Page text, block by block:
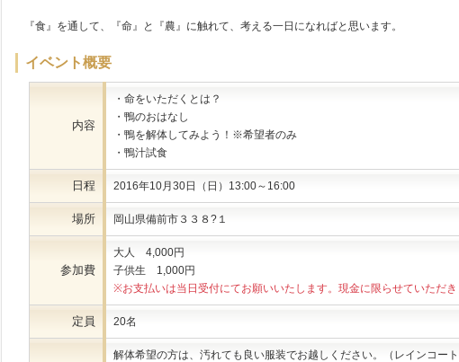
『食』を通して、『命』と『農』に触れて、考える一日になればと思います。
イベント概要
内容
・命をいただくとは？
・鴨のおはなし
・鴨を解体してみよう！※希望者のみ
・鴨汁試食
日程 2016年10月30日（日）13:00～16:00
場所 岡山県備前市３３８?１
参加費
大人 4,000円
子供生 1,000円
※お支払いは当日受付にてお願いいたします。現金に限らせていただき
定員 20名
解体希望の方は、汚れても良い服装でお越しください。（レインコー